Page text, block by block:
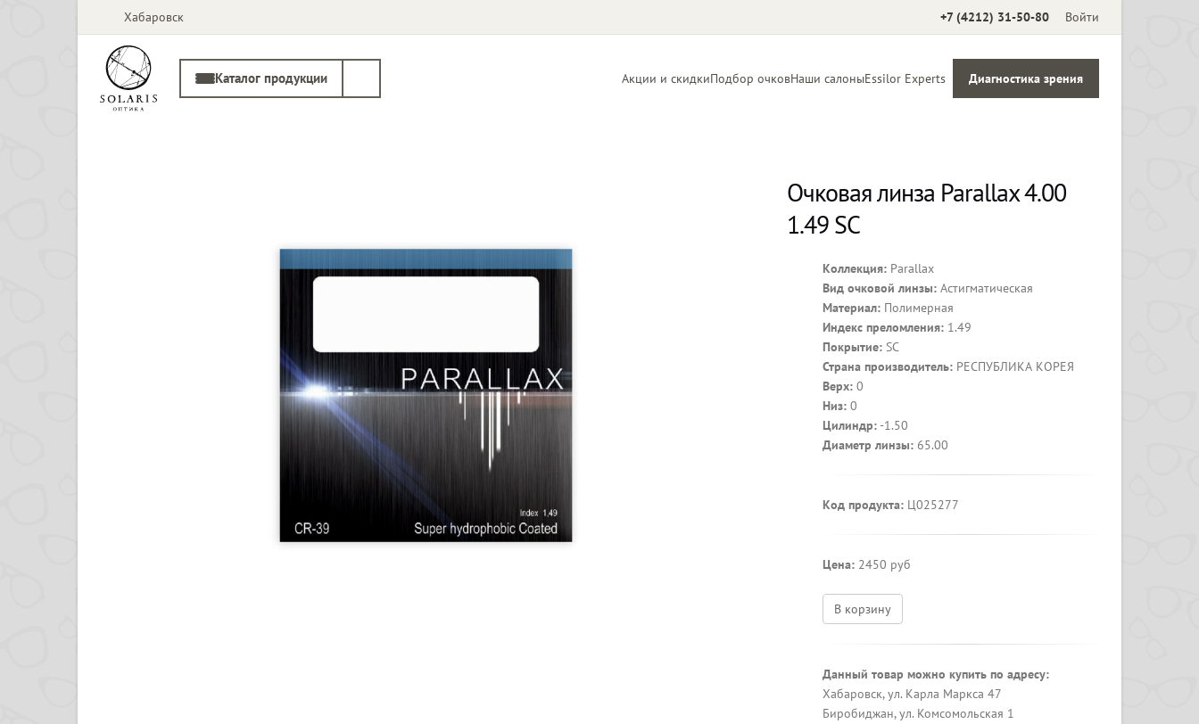
Хабаровск +7 (4212) 31-50-80 Войти
Каталог продукции Акции и скидкиПодбор очковНаши салоныEssilor Experts Диагностика зрения
Очковая линза Parallax 4.00
1.49 SC
Коллекция: Parallax
Вид очковой линзы: Астигматическая
Материал: Полимерная
Индекс преломления: 1.49
Покрытие: SC
Страна производитель: РЕСПУБЛИКА КОРЕЯ
Верх: 0
Низ: 0
Цилиндр:-1.50
Диаметр линзы: 65.00
Код продукта: Ц025277
Цена: 2450 руб
В корзину
Данный товар можно купить по адресу:
Хабаровск, ул. Карла Маркса 47
Биробиджан, ул. Комсомольская 1